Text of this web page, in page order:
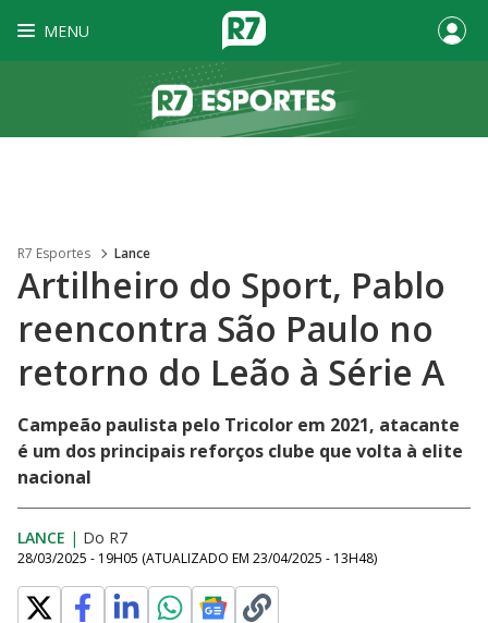
MENU
R7 Esportes Lance
Artilheiro do Sport, Pablo
reencontra São Paulo no
retorno do Leão à Série A
Campeão paulista pelo Tricolor em 2021, atacante
é um dos principais reforços clube que volta à elite
nacional
LANCE | Do R7
28/03/2025 - 19H05 (ATUALIZADO EM 23/04/2025 - 13H48)